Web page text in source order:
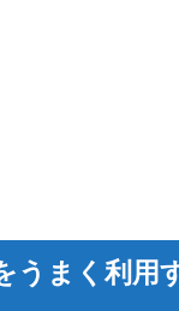
うまく利用